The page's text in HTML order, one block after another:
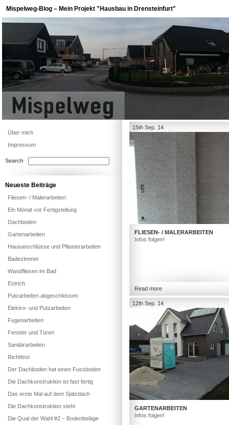
Mispelweg-Blog – Mein Projekt "Hausbau in Drensteinfurt"
15th Sep. 14
FLIESEN- / MALERARBEITEN
Infos folgen!
Read more
12th Sep. 14
GARTENARBEITEN
Infos folgen!
Über mich
Impressum
Search
Neueste Beiträge
Fliesen- / Malerarbeiten
Ein Monat vor Fertigstellung
Dachboden
Gartenarbeiten
Hausanschlüsse und Pflasterarbeiten
Badezimmer
Wandfliesen im Bad
Estrich
Putzarbeiten abgeschlossen
Elektro- und Putzarbeiten
Fugenarbeiten
Fenster und Türen
Sanitärarbeiten
Richtfest
Der Dachboden hat einen Fussboden
Die Dachkonstruktion ist fast fertig
Das erste Mal auf dem Spitzdach
Die Dachkonstruktion steht
Die Qual der Wahl #2 – Bodenbeläge